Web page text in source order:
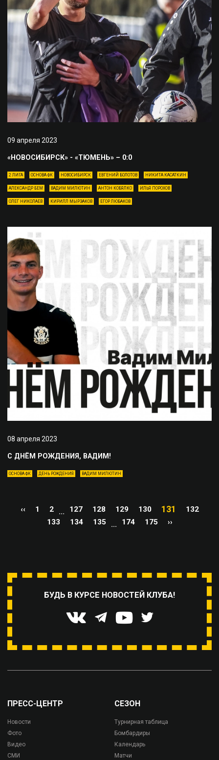
09 апреля 2023
«НОВОСИБИРСК» - «ТЮМЕНЬ» – 0:0
2 ЛИГА ОСНОВА ФК НОВОСИБИРСК ЕВГЕНИЙ БОЛОТОВ НИКИТА КАСАТКИН
АЛЕКСАНДР БЕМ ВАДИМ МИЛЮТИН АНТОН КОБЯЛКО ИЛЬЯ ПОРОХОВ
ОЛЕГ НИКОЛАЕВ КИРИЛЛ МЫРЗАКОВ ЕГОР ЛЮБАКОВ
08 апреля 2023
С ДНЁМ РОЖДЕНИЯ, ВАДИМ!
ОСНОВА ФК ДЕНЬ РОЖДЕНИЯ ВАДИМ МИЛЮТИН
‹‹ 1 2 ... 127 128 129 130 131
132
133
134 135 ... 174 175 ››
БУДЬ В КУРСЕ НОВОСТЕЙ КЛУБА!
ПРЕСС-ЦЕНТР
Новости
Фото
Видео
СМИ
СЕЗОН
Турнирная таблица
Бомбардиры
Календарь
Матчи